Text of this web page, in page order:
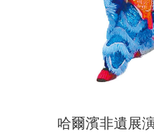
哈爾濱非遺展